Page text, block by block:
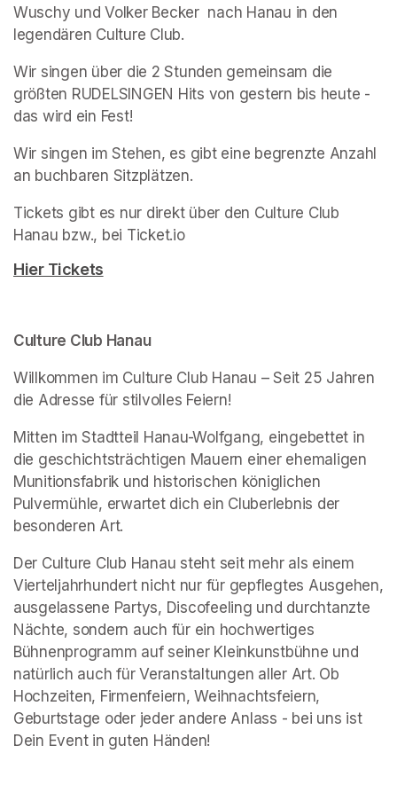
Wuschy und Volker Becker  nach Hanau in den
legendären Culture Club.
Wir singen über die 2 Stunden gemeinsam die
größten RUDELSINGEN Hits von gestern bis heute -
das wird ein Fest!
Wir singen im Stehen, es gibt eine begrenzte Anzahl
an buchbaren Sitzplätzen.
Tickets gibt es nur direkt über den Culture Club
Hanau bzw., bei Ticket.io(opens in a new tab)
(opens in a new tab)
(opens in a new tab)
Hier Tickets
Culture Club Hanau
Willkommen im Culture Club Hanau – Seit 25 Jahren
die Adresse für stilvolles Feiern!
Mitten im Stadtteil Hanau-Wolfgang, eingebettet in
die geschichtsträchtigen Mauern einer ehemaligen
Munitionsfabrik und historischen königlichen
Pulvermühle, erwartet dich ein Cluberlebnis der
besonderen Art.
Der Culture Club Hanau steht seit mehr als einem
Vierteljahrhundert nicht nur für gepflegtes Ausgehen,
ausgelassene Partys, Discofeeling und durchtanzte
Nächte, sondern auch für ein hochwertiges
Bühnenprogramm auf seiner Kleinkunstbühne und
natürlich auch für Veranstaltungen aller Art. Ob
Hochzeiten, Firmenfeiern, Weihnachtsfeiern,
Geburtstage oder jeder andere Anlass - bei uns ist
Dein Event in guten Händen!